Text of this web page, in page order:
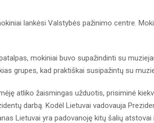
lankėsi Valstybės pažinimo centre.
mokiniai buvo supažindinti su
grupes, kad praktiškai susipažintų su
atliko žaismingas užduotis, prisiminė
darbą. Kodėl Lietuvai vadovauja
Lietuvai yra padovanoję kitų šalių